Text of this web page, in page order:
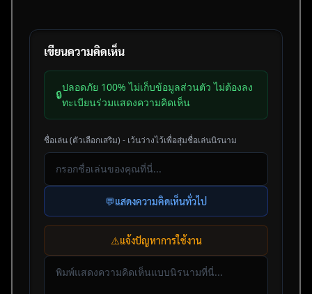
เขียนความคิดเห็น
🔒
ปลอดภัย 100% ไม่เก็บข้อมูลส่วนตัว ไม่ต้องลง
ทะเบียนร่วมแสดงความคิดเห็น
ชื่อเล่น (ตัวเลือกเสริม) - เว้นว่างไว้เพื่อสุ่มชื่อเล่นนิรนาม
💬แสดงความคิดเห็นทั่วไป
⚠️แจ้งปัญหาการใช้งาน